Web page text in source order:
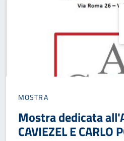
MOSTRA
Mostra dedicata
CAVIEZEL E CARLO